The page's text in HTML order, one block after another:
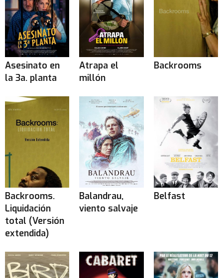
Asesinato en
la 3a. planta
Atrapa el
millón
Backrooms
Backrooms.
Liquidación
total (Versión
extendida)
Balandrau,
viento salvaje
Belfast